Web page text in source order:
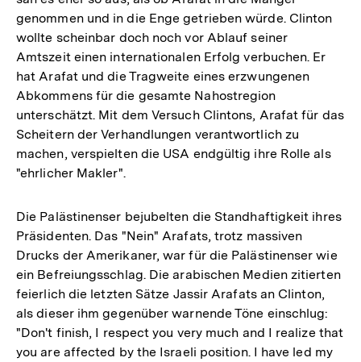
genommen und in die Enge getrieben würde. Clinton
wollte scheinbar doch noch vor Ablauf seiner
Amtszeit einen internationalen Erfolg verbuchen. Er
hat Arafat und die Tragweite eines erzwungenen
Abkommens für die gesamte Nahostregion
unterschätzt. Mit dem Versuch Clintons, Arafat für das
Scheitern der Verhandlungen verantwortlich zu
machen, verspielten die USA endgültig ihre Rolle als
"ehrlicher Makler".
Die Palästinenser bejubelten die Standhaftigkeit ihres
Präsidenten. Das "Nein" Arafats, trotz massiven
Drucks der Amerikaner, war für die Palästinenser wie
ein Befreiungsschlag. Die arabischen Medien zitierten
feierlich die letzten Sätze Jassir Arafats an Clinton,
als dieser ihm gegenüber warnende Töne einschlug:
"Don't finish, I respect you very much and I realize that
you are affected by the Israeli position. I have led my